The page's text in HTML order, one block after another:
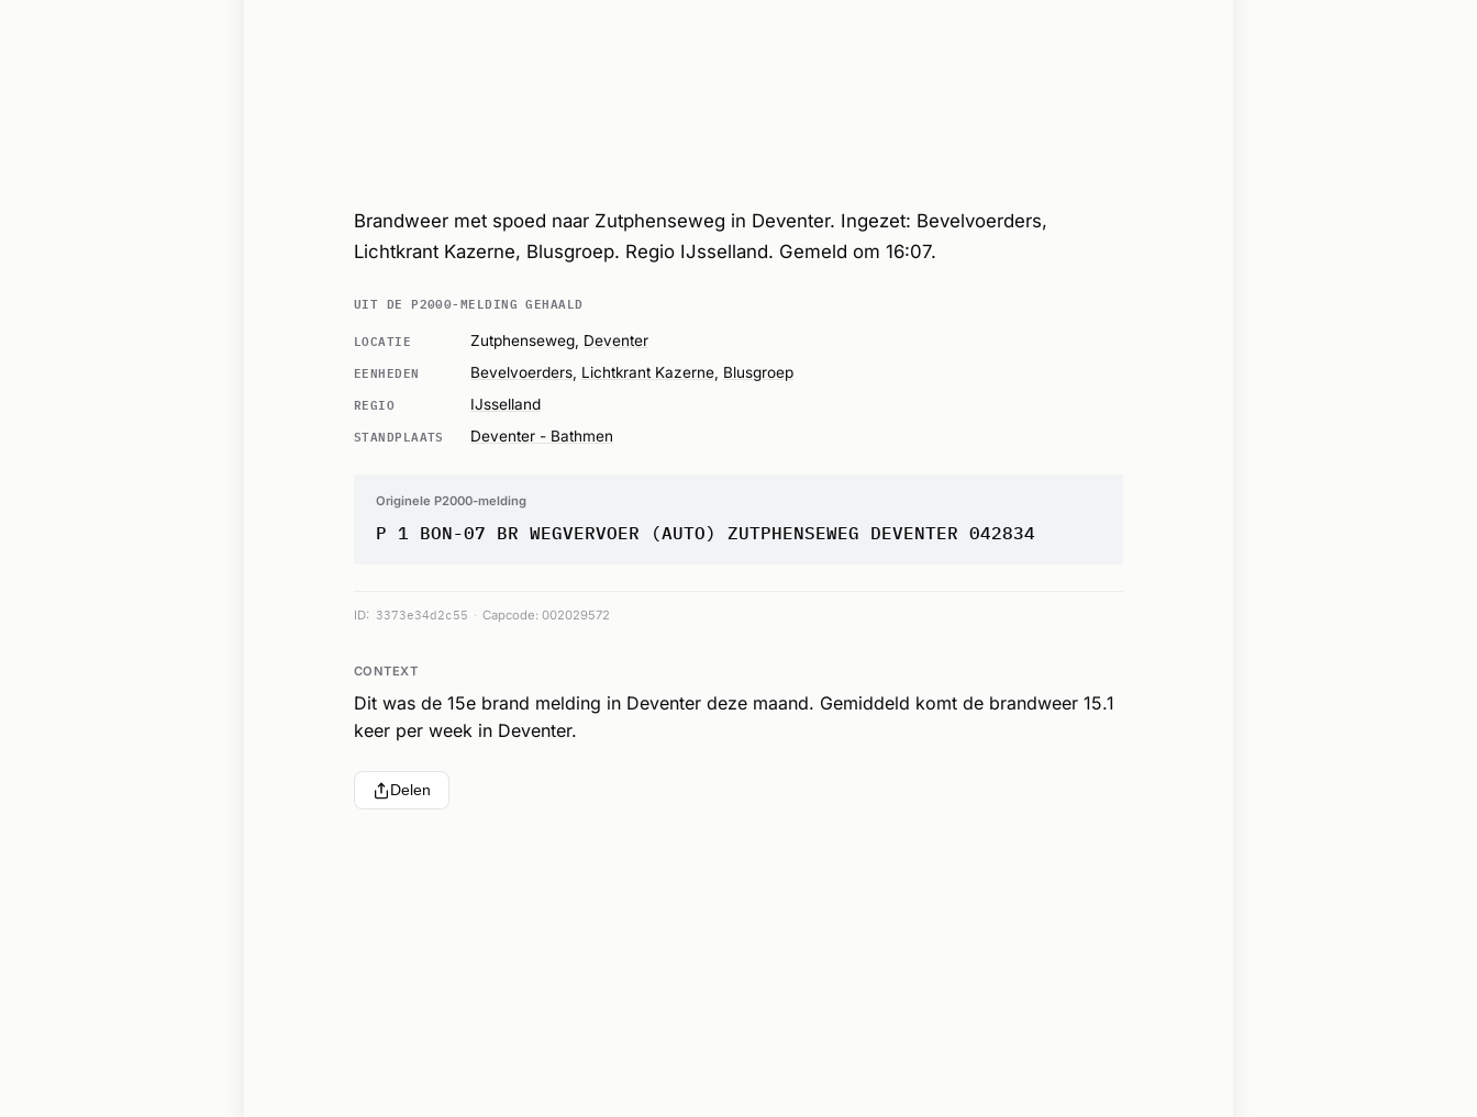
Brandweer met spoed naar Zutphenseweg in Deventer. Ingezet: Bevelvoerders,
Lichtkrant Kazerne, Blusgroep. Regio IJsselland. Gemeld om 16:07.
UIT DE P2000-MELDING GEHAALD
LOCATIE
Zutphenseweg, Deventer
EENHEDEN Bevelvoerders, Lichtkrant Kazerne, Blusgroep
REGIO IJsselland
STANDPLAATS Deventer - Bathmen
Originele P2000-melding
P 1 BON-07 BR WEGVERVOER (AUTO) ZUTPHENSEWEG DEVENTER 042834
ID: 3373e34d2c55 Capcode: 002029572
CONTEXT
Dit was de 15e brand melding in Deventer deze maand. Gemiddeld komt de brandweer 15.1
keer per week in Deventer.
Delen